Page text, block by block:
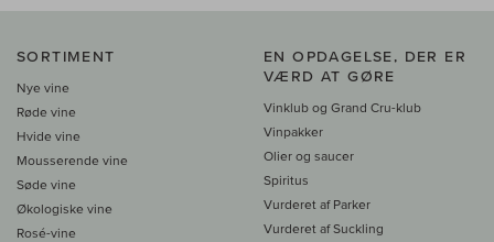
SORTIMENT
Nye vine
Røde vine
Hvide vine
Mousserende vine
Søde vine
Økologiske vine
Rosé-vine
EN OPDAGELSE, DER ER
VÆRD AT GØRE
Vinklub og Grand Cru-klub
Vinpakker
Olier og saucer
Spiritus
Vurderet af Parker
Vurderet af Suckling